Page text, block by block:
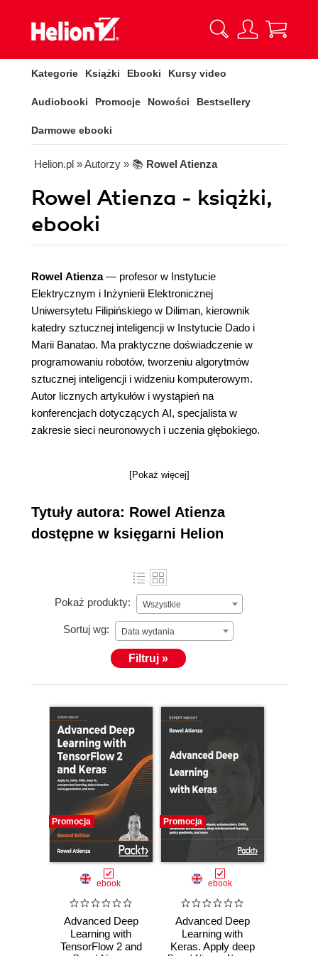
Kategorie Książki Ebooki Kursy video
Audiobooki Promocje Nowości Bestsellery
Darmowe ebooki
Helion.pl » Autorzy » 📚 Rowel Atienza
Rowel Atienza - książki,
ebooki
Rowel Atienza— profesor w Instytucie
Elektrycznym i Inżynierii Elektronicznej
Uniwersytetu Filipińskiego w Diliman, kierownik
katedry sztucznej inteligencji w Instytucie Dado i
Marii Banatao. Ma praktyczne doświadczenie w
programowaniu robotów, tworzeniu algorytmów
sztucznej inteligencji i widzeniu komputerowym.
Autor licznych artykułów i wystąpień na
konferencjach dotyczących AI, specjalista w
zakresie sieci neuronowych i uczenia głębokiego.
[Pokaż więcej]
Tytuły autora: Rowel Atienza
dostępne w księgarni Helion
Pokaż produkty: Wszystkie
Sortuj wg: Data wydania
Filtruj »
Promocja
ebook
Advanced Deep
Learning with
TensorFlow 2 and
Promocja
ebook
Advanced Deep
Learning with
Keras. Apply deep